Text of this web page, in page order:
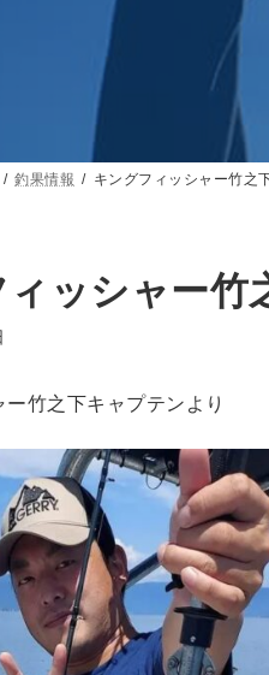
釣果情報 キングフィッシャー竹之
ッシャー竹
竹之下キャプテンより